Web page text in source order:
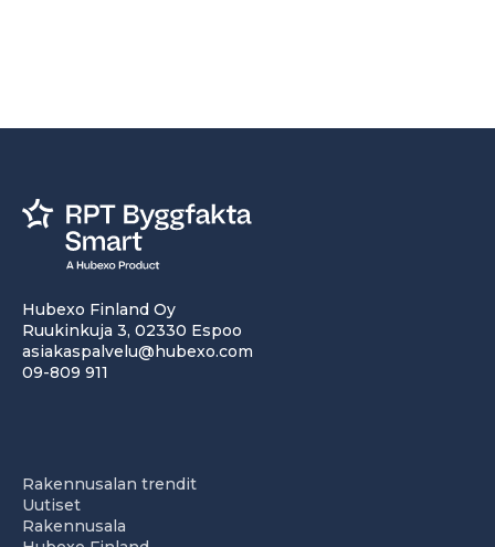
Hubexo Finland Oy
Ruukinkuja 3, 02330 Espoo
asiakaspalvelu@hubexo.com
09-809 911
Rakennusalan trendit
Uutiset
Rakennusala